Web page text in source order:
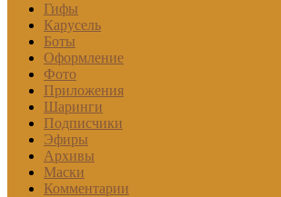
Гифы
Карусель
Боты
Оформление
Фото
Приложения
Шаринги
Подписчики
Эфиры
Архивы
Маски
Комментарии